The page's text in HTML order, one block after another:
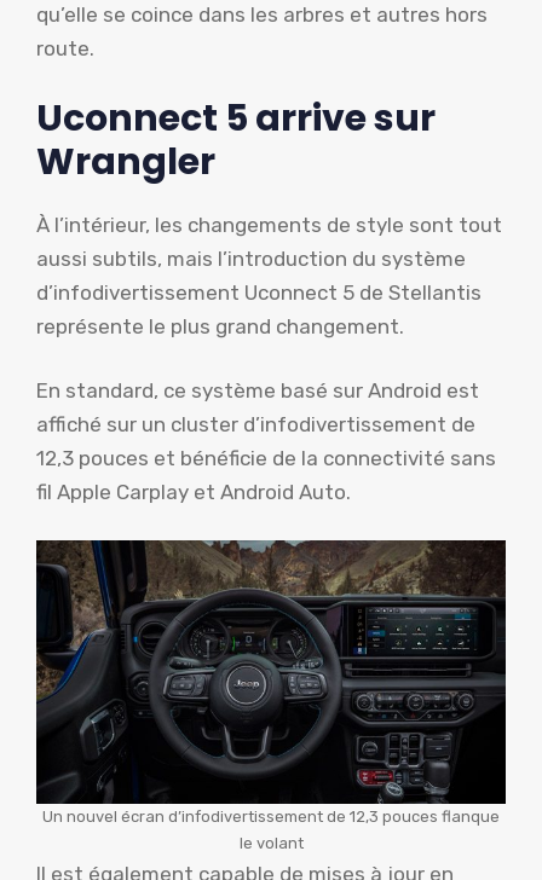
qu’elle se coince dans les arbres et autres hors
route.
Uconnect 5 arrive sur
Wrangler
À l’intérieur, les changements de style sont tout
aussi subtils, mais l’introduction du système
d’infodivertissement Uconnect 5 de Stellantis
représente le plus grand changement.
En standard, ce système basé sur Android est
affiché sur un cluster d’infodivertissement de
12,3 pouces et bénéficie de la connectivité sans
fil Apple Carplay et Android Auto.
Un nouvel écran d’infodivertissement de 12,3 pouces flanque
le volant
Il est également capable de mises à jour en